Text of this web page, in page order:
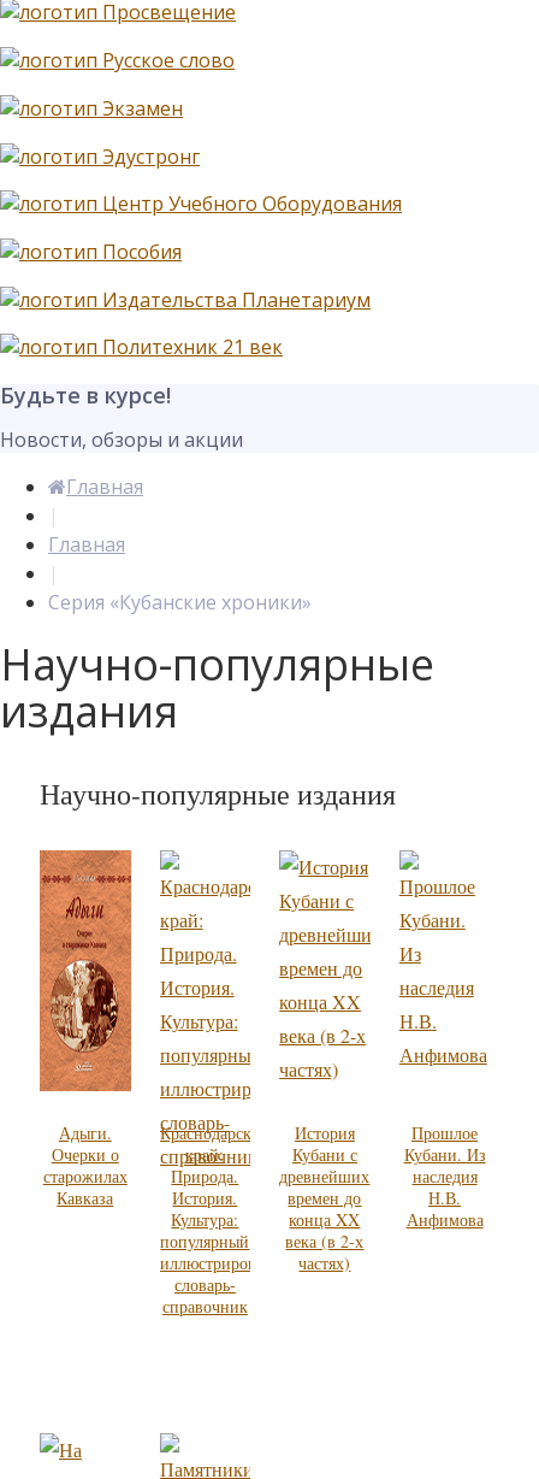
Будьте в курсе!
Новости, обзоры и акции
Главная
|
Главная
|
Серия «Кубанские хроники»
Научно-популярные
издания
Научно-популярные издания
Адыги.
Очерки о
старожилах
Кавказа
Краснодарский
край:
Природа.
История.
Культура:
популярный
иллюстрированный
словарь-
справочник
История
Кубани с
древнейших
времен до
конца XX
века (в 2-х
частях)
Прошлое
Кубани. Из
наследия
Н.В.
Анфимова